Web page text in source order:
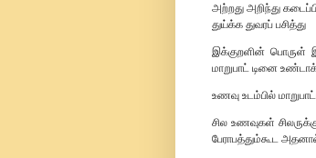
அற்றது அறிந்து
துய்க்க துவரப்
இக்குறளின் பொருள்
மாறுபாட் டினை
உணவு உடம்பில்
சில உணவுகள்
பேராபத்தும்கூட